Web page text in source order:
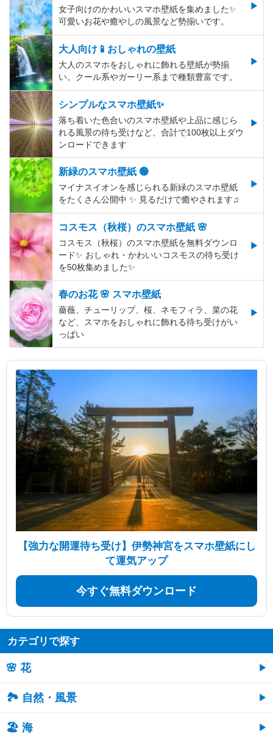
女子向けのかわいいスマホ壁紙を集めました✨
可愛いお花や癒やしの風景など勢揃いです。
大人向け📱おしゃれの壁紙
大人のスマホをおしゃれに飾れる壁紙が勢揃
い。クール系やガーリー系まで種類豊富です。
シンプルなスマホ壁紙✨
落ち着いた色合いのスマホ壁紙や上品に感じら
れる風景の待ち受けなど、合計で100枚以上ダウ
ンロードできます
新緑のスマホ壁紙 🟢
マイナスイオンを感じられる新緑のスマホ壁紙
をたくさん公開中 ✨ 見るだけで癒やされます♫
コスモス（秋桜）のスマホ壁紙 🌸
コスモス（秋桜）のスマホ壁紙を無料ダウンロ
ード✨️ おしゃれ・かわいいコスモスの待ち受け
を50枚集めました✨️
春のお花 🌸 スマホ壁紙
薔薇、チューリップ、桜、ネモフィラ、菜の花
など、スマホをおしゃれに飾れる待ち受けがい
っぱい
【強力な開運待ち受け】伊勢神宮をスマホ壁紙にし
て運気アップ
今すぐ無料ダウンロード
カテゴリで探す
🌸 花
🏞️ 自然・風景
🏖 海